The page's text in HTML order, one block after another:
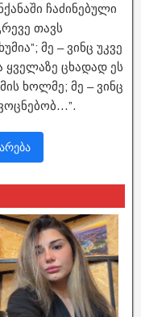
ჩაძინებული
თავს
მე – ვინც უკვე
ყველაზე ცხადად ეს
ხოლმე; მე – ვინც